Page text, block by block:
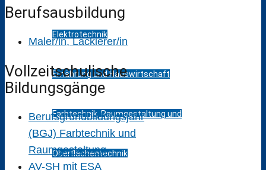
Elektrotechnik
Ernährung und Hauswirtschaft
Farbtechnik, Raumgestaltung und
Oberflächentechnik
Berufsausbildung
Maler/in, Lackierer/in
Vollzeitschulische
Bildungsgänge
Berufsgrundbildungsjahr
(BGJ) Farbtechnik und
Raumgestaltung
AV-SH mit ESA